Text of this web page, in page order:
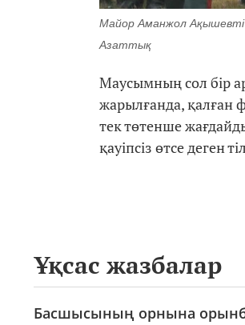
Майор Аманжол Ақышевті
Азаттық
Маусымның сол бір
жарылғанда, қалған
тек төтенше
қауіпсіз өтсе деген
Ұқсас жазбалар
Басшысының орнына